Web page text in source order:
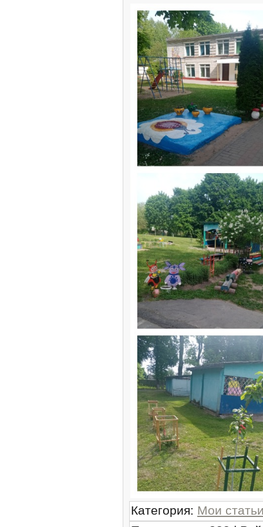
Категория: Мои